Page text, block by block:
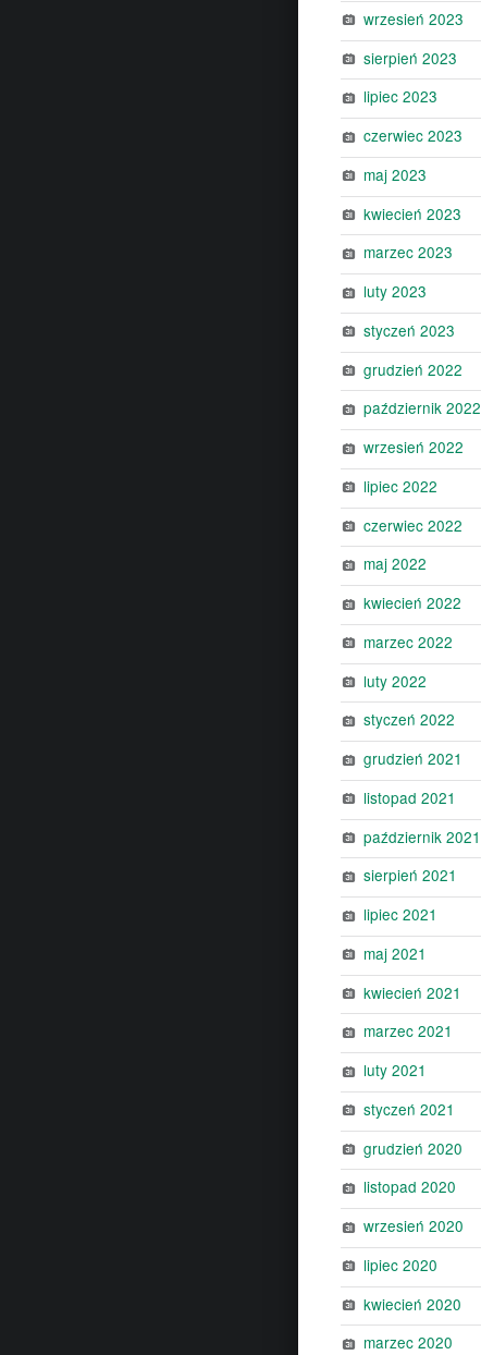
wrzesień 2023
sierpień 2023
lipiec 2023
czerwiec 2023
maj 2023
kwiecień 2023
marzec 2023
luty 2023
styczeń 2023
grudzień 2022
październik 2022
wrzesień 2022
lipiec 2022
czerwiec 2022
maj 2022
kwiecień 2022
marzec 2022
luty 2022
styczeń 2022
grudzień 2021
listopad 2021
październik 2021
sierpień 2021
lipiec 2021
maj 2021
kwiecień 2021
marzec 2021
luty 2021
styczeń 2021
grudzień 2020
listopad 2020
wrzesień 2020
lipiec 2020
kwiecień 2020
marzec 2020